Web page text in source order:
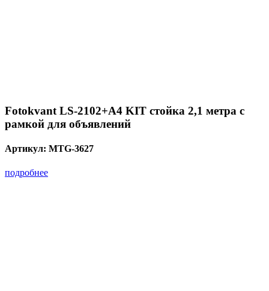
Fotokvant LS-2102+A4 KIT стойка 2,1 метра с
рамкой для объявлений
Артикул: MTG-3627
подробнее